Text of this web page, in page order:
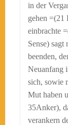
in der
gehen =(21
einbrachte
Sense) sagt
beenden,
Neuanfang
sich, sowie
Mut haben
35Anker),
verankern